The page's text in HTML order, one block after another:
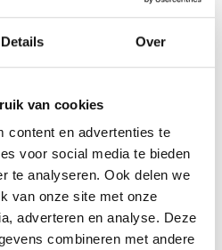
Details Over
van cookies
content en advertenties te
voor social media te bieden
te analyseren. Ook delen we
van onze site met onze
adverteren en analyse. Deze
combineren met andere
AIRCO
met OPPER is